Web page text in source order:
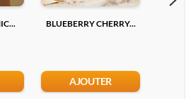
BLUEBERRY CHERRY...
AJOUTER